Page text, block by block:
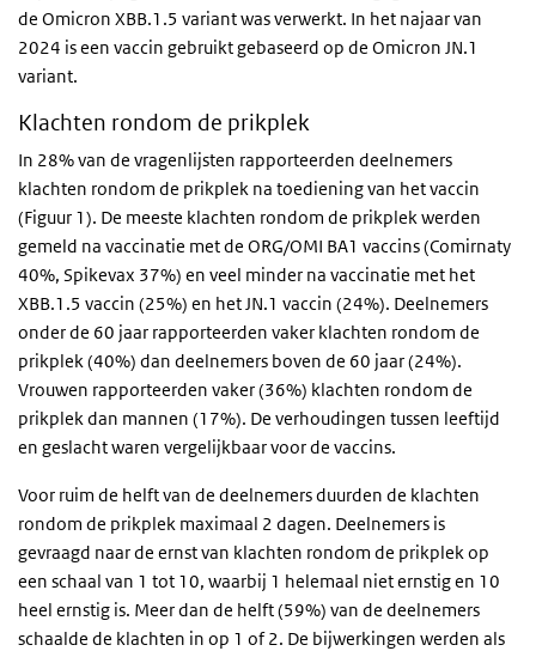
de Omicron XBB.1.5 variant was verwerkt. In het najaar van
2024 is een vaccin gebruikt gebaseerd op de Omicron JN.1
variant.
Klachten rondom de prikplek
In 28% van de vragenlijsten rapporteerden deelnemers
klachten rondom de prikplek na toediening van het vaccin
(Figuur 1). De meeste klachten rondom de prikplek werden
gemeld na vaccinatie met de ORG/OMI BA1 vaccins (Comirnaty
40%, Spikevax 37%) en veel minder na vaccinatie met het
XBB.1.5 vaccin (25%) en het JN.1 vaccin (24%). Deelnemers
onder de 60 jaar rapporteerden vaker klachten rondom de
prikplek (40%) dan deelnemers boven de 60 jaar (24%).
Vrouwen rapporteerden vaker (36%) klachten rondom de
prikplek dan mannen (17%). De verhoudingen tussen leeftijd
en geslacht waren vergelijkbaar voor de vaccins.
Voor ruim de helft van de deelnemers duurden de klachten
rondom de prikplek maximaal 2 dagen. Deelnemers is
gevraagd naar de ernst van klachten rondom de prikplek op
een schaal van 1 tot 10, waarbij 1 helemaal niet ernstig en 10
heel ernstig is. Meer dan de helft (59%) van de deelnemers
schaalde de klachten in op 1 of 2. De bijwerkingen werden als